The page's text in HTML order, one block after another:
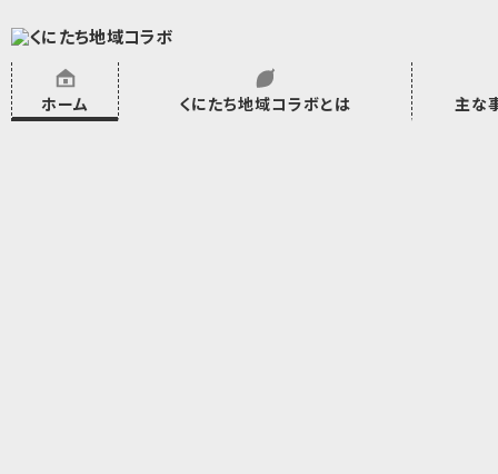
ホーム くにたち地域コラボとは 主な